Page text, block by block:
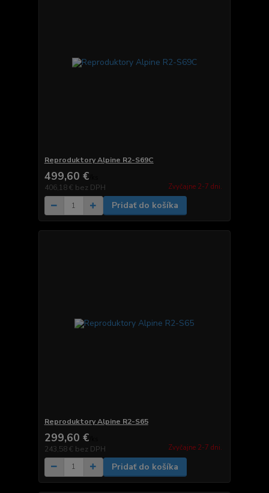
Reproduktory Alpine R2-S69C
499,60 €
406,18 € bez DPH Zvyčajne 2-7 dni.
Pridať do košíka
Reproduktory Alpine R2-S65
299,60 €
243,58 € bez DPH Zvyčajne 2-7 dni.
Pridať do košíka